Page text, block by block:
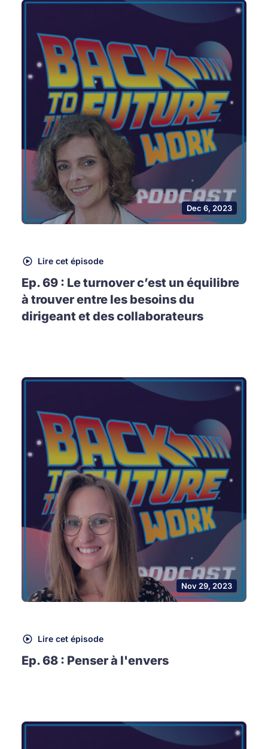
Dec 6, 2023
Lire cet épisode
Ep. 69 : Le turnover c’est un équilibre
à trouver entre les besoins du
dirigeant et des collaborateurs
Nov 29, 2023
Lire cet épisode
Ep. 68 : Penser à l'envers